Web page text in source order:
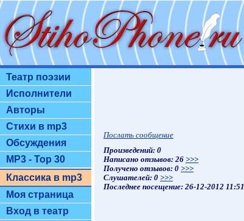
Театр поэзии
Исполнители
Авторы
Стихи в mp3
Обсуждения
MP3 - Top 30
Классика в mp3
Моя страница
Вход в театр
Послать сообщение
Произведений: 0
Написано отзывов: 26 >>>
Получено отзывов: 0 >>>
Слушателей: 0 >>>
Последнее посещение: 26-12-2012 11:51